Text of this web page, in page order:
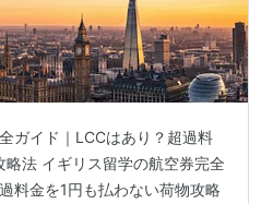
ガイド｜LCCはあり？超過料
法 イギリス留学の航空券完全
料金を1円も払わない荷物攻略